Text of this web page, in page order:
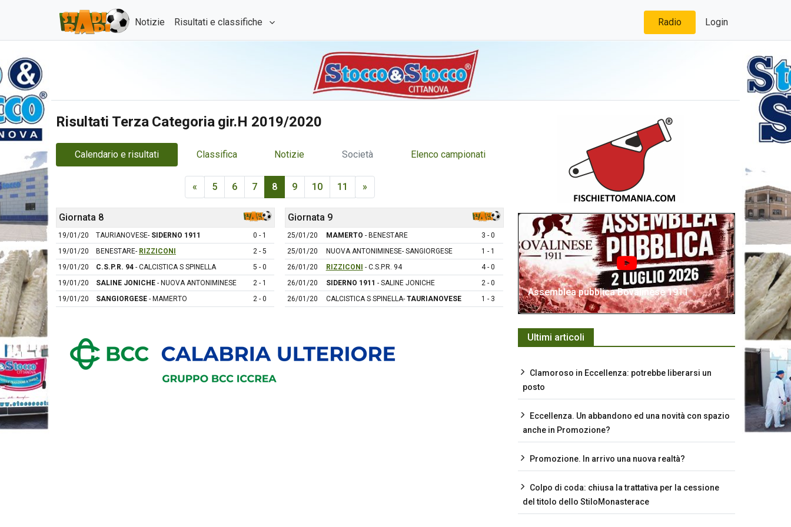
Notizie Risultati e classifiche Radio Login
Risultati Terza Categoria gir.H 2019/2020
Calendario e risultati Classifica Notizie Società Elenco campionati
« 5 6 7 8 9 10 11 »
Giornata 8
19/01/20 TAURIANOVESE- SIDERNO 1911
0 - 1
19/01/20
BENESTARE- RIZZICONI
2 - 5
19/01/20
C.S.P.R. 94 - CALCISTICA S SPINELLA
5 - 0
19/01/20
SALINE JONICHE - NUOVA ANTONIMINESE
2 - 1
19/01/20
SANGIORGESE - MAMERTO 2 - 0
Giornata 9
25/01/20 MAMERTO - BENESTARE
3 - 0
25/01/20
NUOVA ANTONIMINESE- SANGIORGESE
1 - 1
26/01/20
RIZZICONI - C.S.P.R. 94
4 - 0
26/01/20
SIDERNO 1911 - SALINE JONICHE
2 - 0
26/01/20
CALCISTICA S SPINELLA- TAURIANOVESE 1 - 3
Assemblea pubblica Bovalinese 1911
Ultimi articoli
Clamoroso in Eccellenza: potrebbe liberarsi un
posto
Eccellenza. Un abbandono ed una novità con spazio
anche in Promozione?
Promozione. In arrivo una nuova realtà?
Colpo di coda: chiusa la trattativa per la cessione
del titolo dello StiloMonasterace